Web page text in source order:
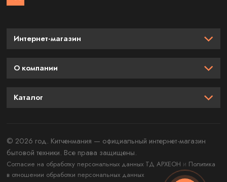
Интернет-магазин
О компании
Каталог
© 2026 год. Китченмания — официальный интернет-магазин
бытовой техники. Все права защищены.
Согласие на обработку персональных данных ТД АРХЕОН и Политика
в отношении обработки персональных данных